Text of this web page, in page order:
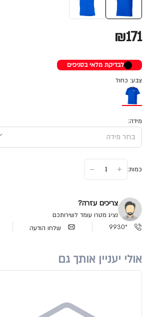
₪171
לבדיקת מלאי בסניפים
צבע: כחול
מידה:
כמות:
צריכים עזרה?
נציג מטרו עומד לשירותכם
*9930
שלחו הודעה
אולי יעניין אותך גם